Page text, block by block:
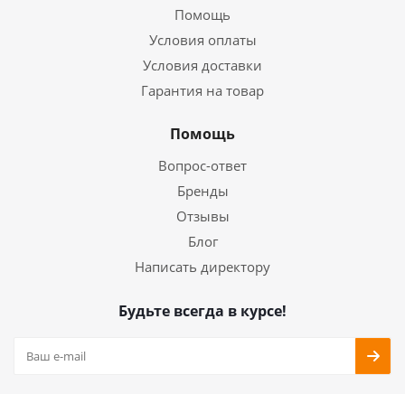
Помощь
Условия оплаты
Условия доставки
Гарантия на товар
Помощь
Вопрос-ответ
Бренды
Отзывы
Блог
Написать директору
Будьте всегда в курсе!